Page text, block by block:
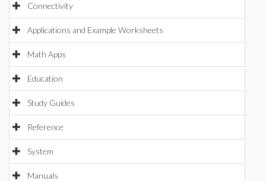
Connectivity
Applications and Example Worksheets
Math Apps
Education
Study Guides
Reference
System
Manuals